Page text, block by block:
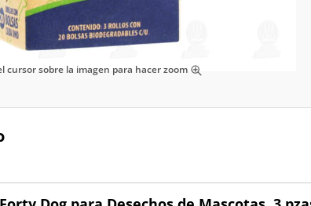
cursor sobre la imagen para hacer zoom